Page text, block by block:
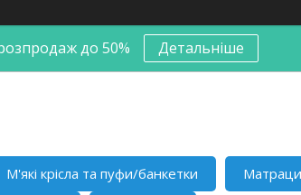
до 50% Детальніше
М'які крісла та пуфи/банкетки